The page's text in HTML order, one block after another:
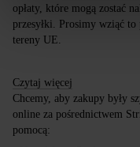
opłaty, które mogą zostać
przesyłki. Prosimy wziąć to
tereny UE.
Czytaj więcej
Chcemy, aby zakupy były
online za pośrednictwem
pomocą: